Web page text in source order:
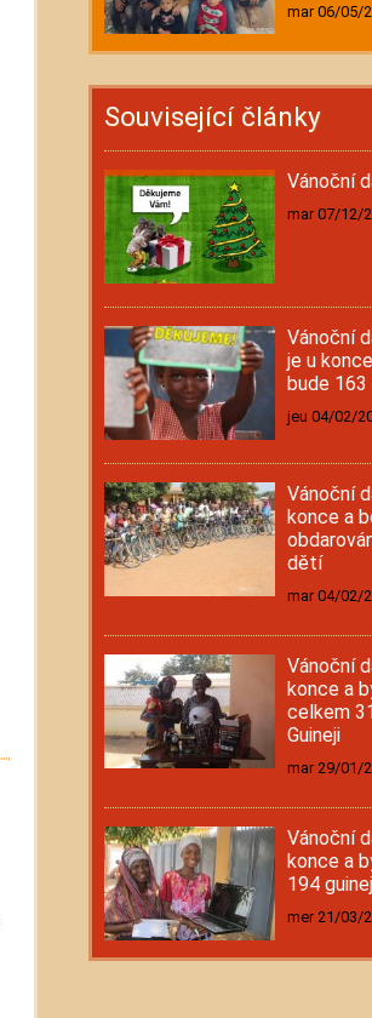
mar 06/05/
Související články
Vánoční
mar 07/12/
Vánoční
je u
bude
jeu 04/02/
Vánoční
konce a
dětí
mar 04/02/
Vánoční
konce a
celkem
Guineji
mar 29/01/
Vánoční
konce a
194
mer 21/03/